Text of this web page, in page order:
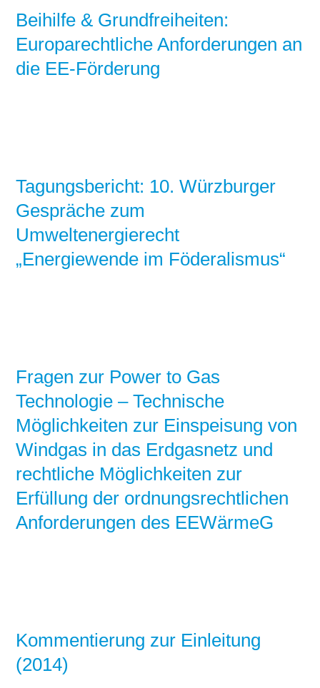
Beihilfe & Grundfreiheiten:
Europarechtliche Anforderungen an
die EE-Förderung
Tagungsbericht: 10. Würzburger
Gespräche zum
Umweltenergierecht
„Energiewende im Föderalismus“
Fragen zur Power to Gas
Technologie – Technische
Möglichkeiten zur Einspeisung von
Windgas in das Erdgasnetz und
rechtliche Möglichkeiten zur
Erfüllung der ordnungsrechtlichen
Anforderungen des EEWärmeG
Kommentierung zur Einleitung
(2014)